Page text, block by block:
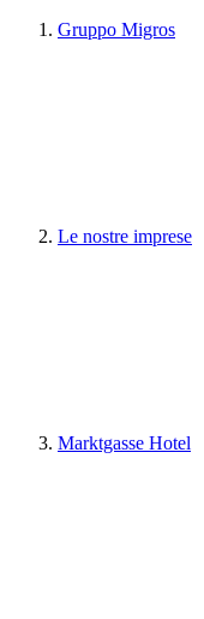
Gruppo Migros
Le nostre imprese
Marktgasse Hotel